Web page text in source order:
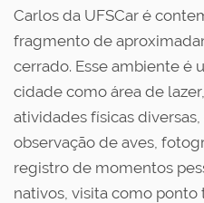
Carlos da UFSCar é
fragmento de
cerrado. Esse ambiente é
cidade como área de
atividades físicas
observação de aves,
registro de momentos
nativos, visita como